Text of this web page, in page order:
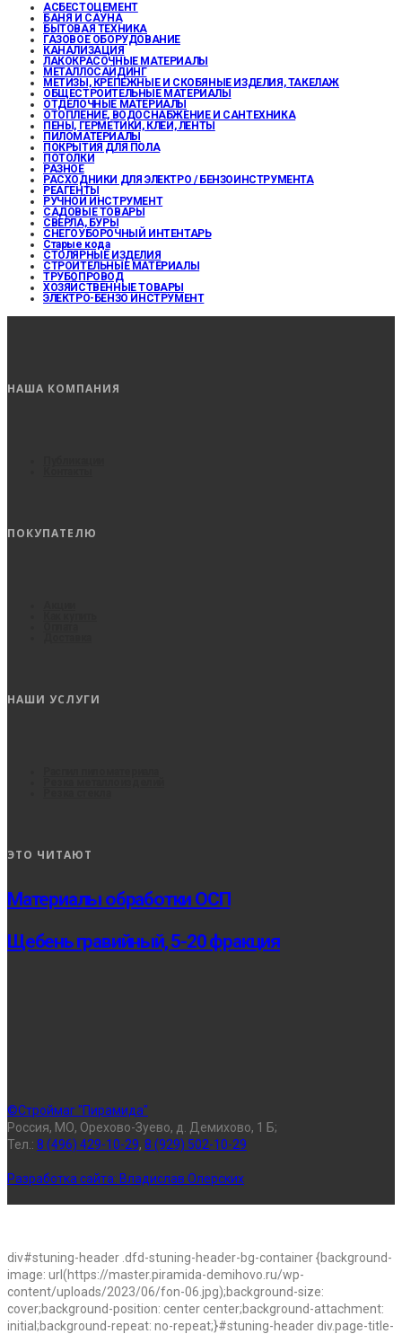
АСБЕСТОЦЕМЕНТ
БАНЯ И САУНА
БЫТОВАЯ ТЕХНИКА
ГАЗОВОЕ ОБОРУДОВАНИЕ
КАНАЛИЗАЦИЯ
ЛАКОКРАСОЧНЫЕ МАТЕРИАЛЫ
МЕТАЛЛОСАЙДИНГ
МЕТИЗЫ, КРЕПЕЖНЫЕ И СКОБЯНЫЕ ИЗДЕЛИЯ, ТАКЕЛАЖ
ОБЩЕСТРОИТЕЛЬНЫЕ МАТЕРИАЛЫ
ОТДЕЛОЧНЫЕ МАТЕРИАЛЫ
ОТОПЛЕНИЕ, ВОДОСНАБЖЕНИЕ И САНТЕХНИКА
ПЕНЫ, ГЕРМЕТИКИ, КЛЕИ, ЛЕНТЫ
ПИЛОМАТЕРИАЛЫ
ПОКРЫТИЯ ДЛЯ ПОЛА
ПОТОЛКИ
РАЗНОЕ
РАСХОДНИКИ ДЛЯ ЭЛЕКТРО / БЕНЗОИНСТРУМЕНТА
РЕАГЕНТЫ
РУЧНОЙ ИНСТРУМЕНТ
САДОВЫЕ ТОВАРЫ
СВЕРЛА, БУРЫ
СНЕГОУБОРОЧНЫЙ ИНТЕНТАРЬ
Старые кода
СТОЛЯРНЫЕ ИЗДЕЛИЯ
СТРОИТЕЛЬНЫЕ МАТЕРИАЛЫ
ТРУБОПРОВОД
ХОЗЯЙСТВЕННЫЕ ТОВАРЫ
ЭЛЕКТРО-БЕНЗО ИНСТРУМЕНТ
НАША КОМПАНИЯ
ПОКУПАТЕЛЮ
НАШИ УСЛУГИ
ЭТО ЧИТАЮТ
Материалы обработки ОСП
Щебень гравийный, 5-20 фракция
©Строймаг "Пирамида"
Россия, МО, Орехово-Зуево, д. Демихово, 1 Б;
Тел.: 8 (496) 429-10-29, 8 (929) 502-10-29
Разработка сайта: Владислав Олерских
div#stuning-header .dfd-stuning-header-bg-container {background-
image: url(https://master.piramida-demihovo.ru/wp-
content/uploads/2023/06/fon-06.jpg);background-size:
cover;background-position: center center;background-attachment:
initial;background-repeat: no-repeat;}#stuning-header div.page-title-